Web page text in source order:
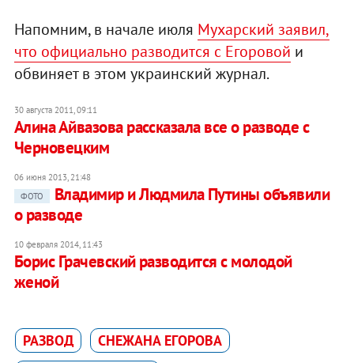
Напомним, в начале июля Мухарский заявил,
что официально разводится с Егоровой и
обвиняет в этом украинский журнал.
30 августа 2011, 09:11
Алина Айвазова рассказала все о разводе с
Черновецким
06 июня 2013, 21:48
ФОТО
Владимир и Людмила Путины объявили
о разводе
10 февраля 2014, 11:43
Борис Грачевский разводится с молодой
женой
РАЗВОД СНЕЖАНА ЕГОРОВА